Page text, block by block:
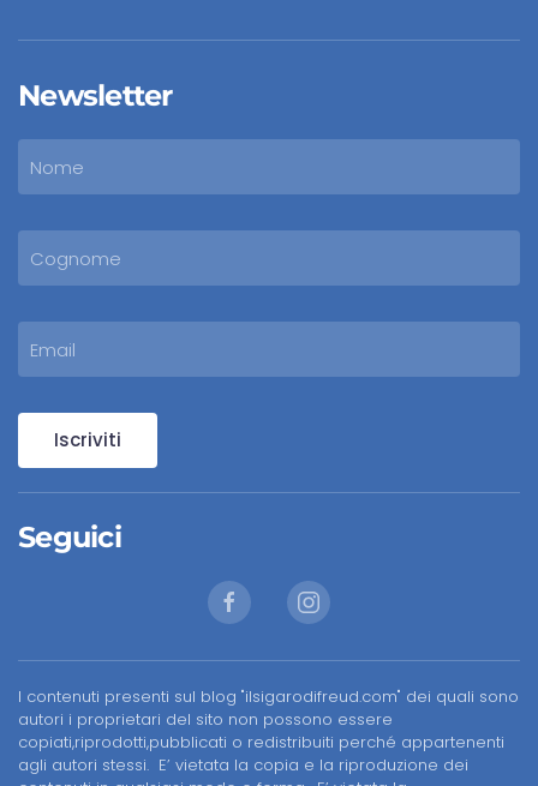
Newsletter
Iscriviti
Seguici
I contenuti presenti sul blog "ilsigarodifreud.com" dei quali sono
autori i proprietari del sito non possono essere
copiati,riprodotti,pubblicati o redistribuiti perché appartenenti
agli autori stessi. E’ vietata la copia e la riproduzione dei